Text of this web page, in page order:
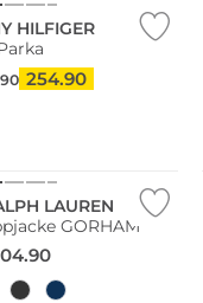
HILFIGER
254.90
LAUREN
GORHAM